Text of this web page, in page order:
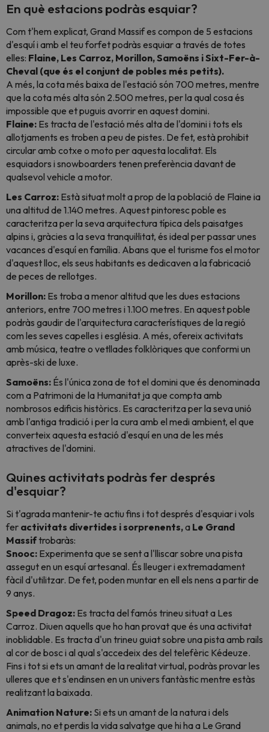
En què estacions podràs esquiar?
Com t'hem explicat, Grand Massif es compon de 5 estacions
d'esquí i amb el teu forfet podràs esquiar a través de totes
elles: Flaine, Les Carroz, Morillon, Samoëns i Sixt-Fer-à-
Cheval (que és el conjunt de pobles més petits).
A més, la cota més baixa de l'estació són 700 metres, mentre
que la cota més alta són 2.500 metres, per la qual cosa és
impossible que et puguis avorrir en aquest domini.
Flaine: Es tracta de l'estació més alta de l'domini i tots els
allotjaments es troben a peu de pistes. De fet, està prohibit
circular amb cotxe o moto per aquesta localitat. Els
esquiadors i snowboarders tenen preferència davant de
qualsevol vehicle a motor.
Les Carroz: Està situat molt a prop de la població de Flaine ia
una altitud de 1.140 metres. Aquest pintoresc poble es
caracteritza per la seva arquitectura típica dels paisatges
alpins i, gràcies a la seva tranquil·litat, és ideal per passar unes
vacances d'esquí en família. Abans que el turisme fos el motor
d'aquest lloc, els seus habitants es dedicaven a la fabricació
de peces de rellotges.
Morillon: Es troba a menor altitud que les dues estacions
anteriors, entre 700 metres i 1.100 metres. En aquest poble
podràs gaudir de l'arquitectura característiques de la regió
com les seves capelles i església. A més, ofereix activitats
amb música, teatre o vetllades folklòriques que conformi un
après-ski de luxe.
Samoëns: És l'única zona de tot el domini que és denominada
com a Patrimoni de la Humanitat ja que compta amb
nombrosos edificis històrics. Es caracteritza per la seva unió
amb l'antiga tradició i per la cura amb el medi ambient, el que
converteix aquesta estació d'esquí en una de les més
atractives de l'domini.
Quines activitats podràs fer després
d'esquiar?
Si t'agrada mantenir-te actiu fins i tot després d'esquiar i vols
fer activitats divertides i sorprenents,a Le Grand
Massiftrobaràs:
Snooc: Experimenta que se sent a l'lliscar sobre una pista
assegut en un esquí artesanal. És lleuger i extremadament
fàcil d'utilitzar. De fet, poden muntar en ell els nens a partir de
9 anys.
Speed Dragoz: Es tracta del famós trineu situat a Les
Carroz. Diuen aquells que ho han provat que és una activitat
inoblidable. Es tracta d'un trineu guiat sobre una pista amb rails
al cor de bosc i al qual s'accedeix des del telefèric Kédeuze.
Fins i tot si ets un amant de la realitat virtual, podràs provar les
ulleres que et s'endinsen en un univers fantàstic mentre estàs
realitzant la baixada.
Animation Nature: Si ets un amant de la natura i dels
animals, no et perdis la vida salvatge que hi ha a Le Grand